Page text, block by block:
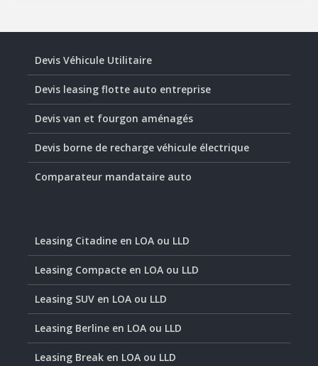
Devis Véhicule Utilitaire
Devis leasing flotte auto entreprise
Devis van et fourgon aménagés
Devis borne de recharge véhicule électrique
Comparateur mandataire auto
Leasing Citadine en LOA ou LLD
Leasing Compacte en LOA ou LLD
Leasing SUV en LOA ou LLD
Leasing Berline en LOA ou LLD
Leasing Break en LOA ou LLD